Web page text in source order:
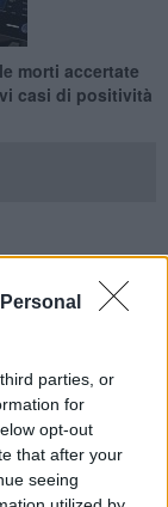
parties, or
for
opt-out
that after your
seeing
morti accertate
casi di positività
10 dei quali
contagi tutte le
di Pisa
oggi in Toscana.
e 3 donne con